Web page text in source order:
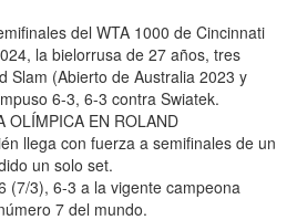
del WTA 1000 de Cincinnati
la bielorrusa de 27 años, tres
Slam (Abierto de Australia 2023 y
6-3, 6-3 contra Swiatek.
OLÍMPICA EN ROLAND
llega con fuerza a semifinales de un
un solo set.
(7/3), 6-3 a la vigente campeona
7 del mundo.